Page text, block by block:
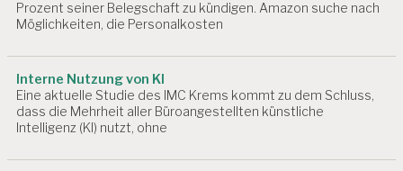
Ä
H
K
EI
T
R
n
Prozent seiner Belegschaft zu kündigen. Amazon suche nach
Möglichkeiten, die Personalkosten
Interne Nutzung von KI
Eine aktuelle Studie des IMC Krems kommt zu dem Schluss,
dass die Mehrheit aller Büroangestellten künstliche
Intelligenz (KI) nutzt, ohne